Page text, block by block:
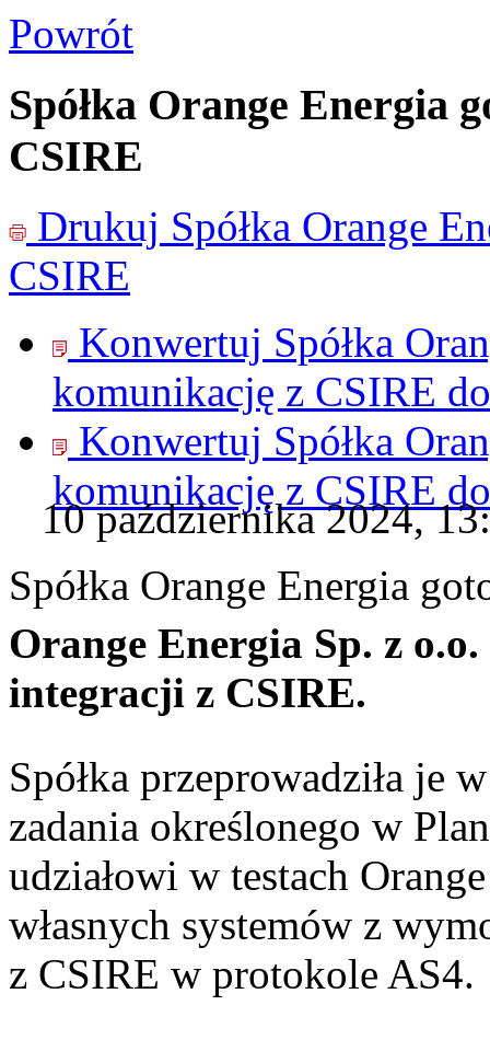
Powrót
Spółka Orange Energia
CSIRE
Drukuj Spółka Orange
CSIRE
Konwertuj Spółka
komunikację z CSIRE do
Konwertuj Spółka
komunikację z CSIRE do
10 października 2024,
Spółka Orange Energia
Orange Energia Sp. z
integracji z CSIRE.
Spółka przeprowadziła je
zadania określonego w
udziałowi w testach
własnych systemów z
z CSIRE w protokole AS4.